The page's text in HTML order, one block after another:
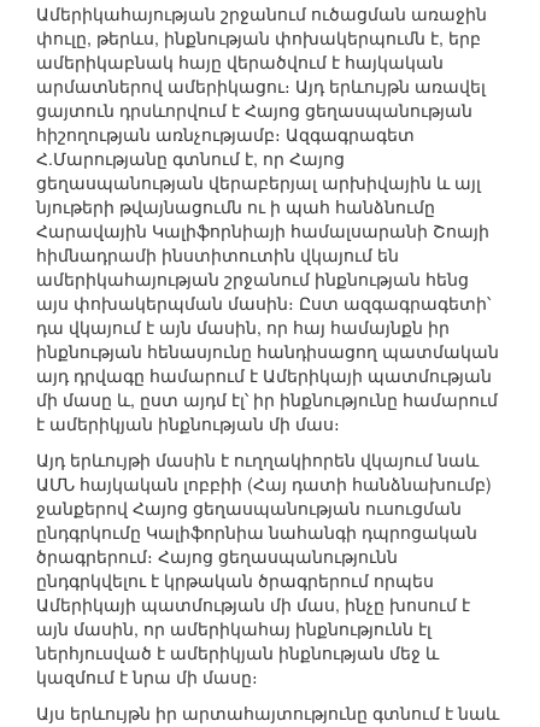
Ամերիկահայության շրջանում ուծացման առաջին
փուլը, թերևս, ինքնության փոխակերպումն է, երբ
ամերիկաբնակ հայը վերածվում է հայկական
արմատներով ամերիկացու։ Այդ երևույթն առավել
ցայտուն դրսևորվում է Հայոց ցեղասպանության
հիշողության առնչությամբ։ Ազգագրագետ
Հ.Մարությանը գտնում է, որ Հայոց
ցեղասպանության վերաբերյալ արխիվային և այլ
նյութերի թվայնացումն ու ի պահ հանձնումը
Հարավային Կալիֆորնիայի համալսարանի Շոայի
հիմնադրամի ինստիտուտին վկայում են
ամերիկահայության շրջանում ինքնության հենց
այս փոխակերպման մասին։ Ըստ ազգագրագետի՝
դա վկայում է այն մասին, որ հայ համայնքն իր
ինքնության հենասյունը հանդիսացող պատմական
այդ դրվագը համարում է Ամերիկայի պատմության
մի մասը և, ըստ այդմ էլ՝ իր ինքնությունը համարում
է ամերիկյան ինքնության մի մաս։
Այդ երևույթի մասին է ուղղակիորեն վկայում նաև
ԱՄՆ հայկական լոբբիի (Հայ դատի հանձնախումբ)
ջանքերով Հայոց ցեղասպանության ուսուցման
ընդգրկումը Կալիֆորնիա նահանգի դպրոցական
ծրագրերում։ Հայոց ցեղասպանությունն
ընդգրկվելու է կրթական ծրագրերում որպես
Ամերիկայի պատմության մի մաս, ինչը խոսում է
այն մասին, որ ամերիկահայ ինքնությունն էլ
ներհյուսված է ամերիկյան ինքնության մեջ և
կազմում է նրա մի մասը։
Այս երևույթն իր արտահայտությունը գտնում է նաև